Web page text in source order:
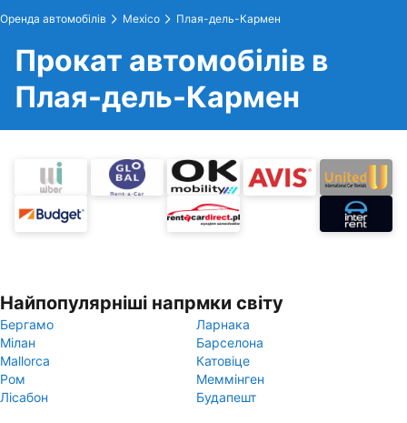
Оренда автомобілів Mexico Плая-дель-Кармен
Прокат автомобілів в
Плая-дель-Кармен
Найпопулярніші напрмки світу
Бергамо
Ларнака
Мілан
Барселона
Mallorca
Катовіце
Ром
Меммінген
Лісабон
Будапешт